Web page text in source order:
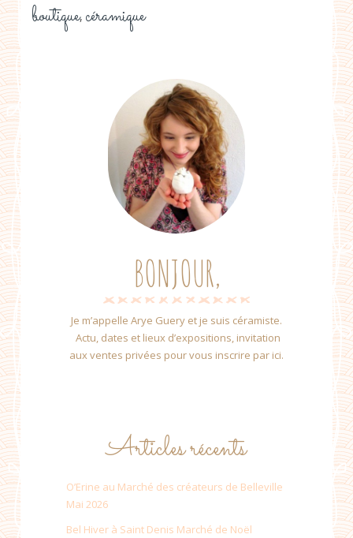
boutique, céramique
BONJOUR,
Je m’appelle Arye Guery et je suis céramiste.
Actu, dates et lieux d’expositions, invitation
aux ventes privées pour vous inscrire par ici.
Articles récents
O’Erine au Marché des créateurs de Belleville
Mai 2026
Bel Hiver à Saint Denis Marché de Noël